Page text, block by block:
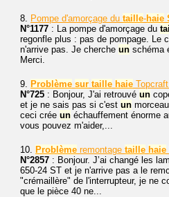
8. Pompe d'amorçage du taille-haie
N°1177 : La pompe d'amorçage du
regonfle plus : pas de pompage. Le
n'arrive pas. Je cherche un schéma
Merci.
9. Problème sur taille haie
N°725 : Bonjour, J'ai retrouvé un
et je ne sais pas si c'est un
ceci crée un échauffement énorme
vous pouvez m'aider,...
10. Problème remontage taille haie
N°2857 : Bonjour. J’ai changé les
650-24 ST et je n'arrive pas a le
"crémaillère" de l'interrupteur, je ne
que le pièce 40 ne...